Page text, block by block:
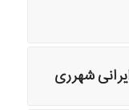
شهرری